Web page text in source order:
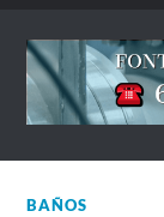
BAÑOS